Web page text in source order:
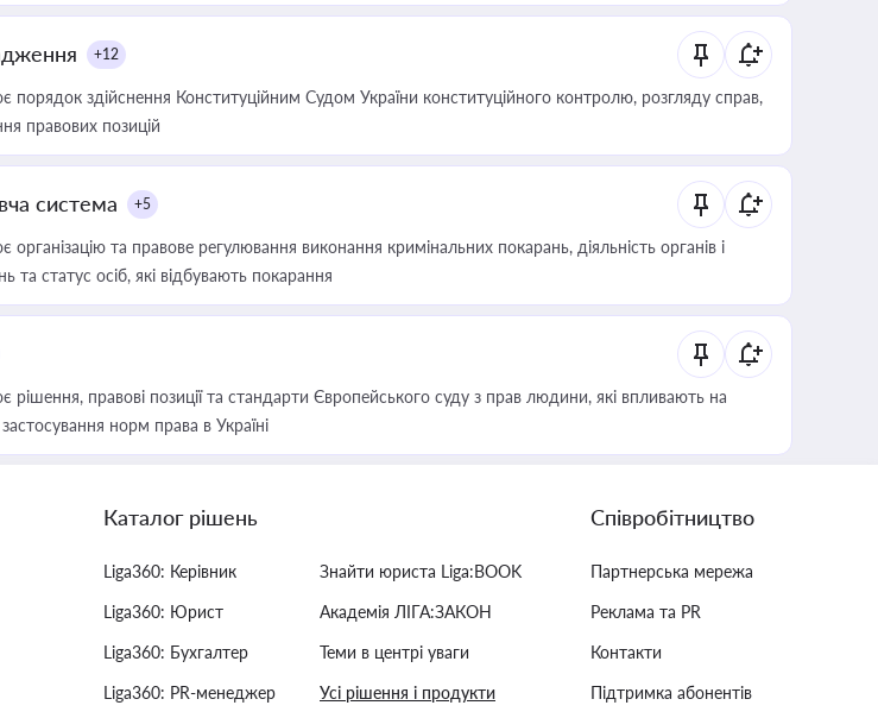
+12
порядок здійснення Конституційним Судом України конституційного контролю, розгляду справ,
правових позицій
система +5
організацію та правове регулювання виконання кримінальних покарань, діяльність органів і
та статус осіб, які відбувають покарання
рішення, правові позиції та стандарти Європейського суду з прав людини, які впливають на
норм права в Україні
Каталог рішень
Liga360: Керівник
Liga360: Юрист
Liga360: Бухгалтер
Liga360: PR-менеджер
Знайти юриста Liga:BOOK
Академія ЛІГА:ЗАКОН
Теми в центрі уваги
Усі рішення і продукти
Співробітництво
Партнерська мережа
Реклама та PR
Контакти
Підтримка абонентів